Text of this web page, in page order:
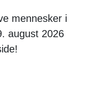
mennesker i
august 2026